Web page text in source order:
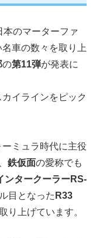
本のマーターファ
車の数々を取り上
の第11弾が発表に
イラインをピック
ミュラ時代に主役
鉄仮面の愛称でも
ンタークーラーRS-
目となった R33
り上げています。